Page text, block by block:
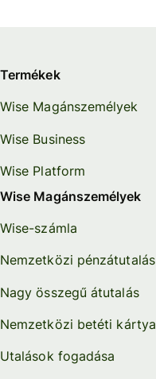
Termékek
Wise Magánszemélyek
Wise Business
Wise Platform
Wise Magánszemélyek
Wise-számla
Nemzetközi pénzátutalás
Nagy összegű átutalás
Nemzetközi betéti kártya
Utalások fogadása